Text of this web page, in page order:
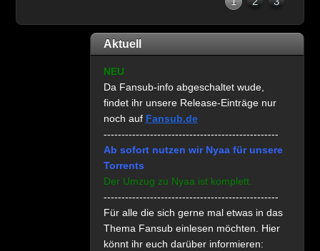
Aktuell
NEU
Da Fansub-info abgeschaltet wude,
findet ihr unsere Release-Einträge nur
noch auf Fansub.de
-------------------------------------------------
Ab sofort nutzen wir Nyaa für unsere
Torrents
Der Umzug zu Nyaa ist komplett.
-------------------------------------------------
Für alle die sich gerne mal etwas in das
Thema Fansub einlesen möchten. Hier
könnt ihr euch darüber informieren: